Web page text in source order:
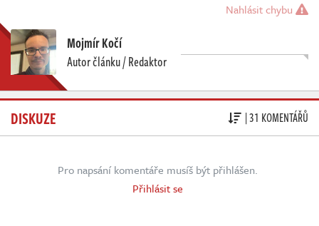
Nahlásit chybu
Mojmír Kočí
Autor článku / Redaktor
DISKUZE | 31 KOMENTÁŘŮ
Pro napsání komentáře musíš být přihlášen.
Přihlásit se